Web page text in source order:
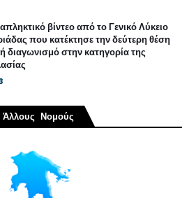
βίντεο από το Γενικό Λύκειο
που κατέκτησε την δεύτερη θέση
διαγωνισμό στην κατηγορία της
Νομούς